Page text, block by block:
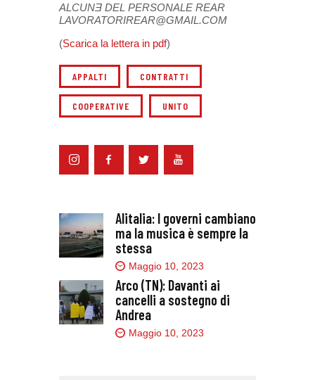
ALCUNƎ DEL PERSONALE REAR
LAVORATORIREAR@GMAIL.COM
(Scarica la lettera in pdf)
APPALTI CONTRATTI
COOPERATIVE UNITO
Alitalia: I governi cambiano
ma la musica è sempre la
stessa
Maggio 10, 2023
Arco (TN): Davanti ai
cancelli a sostegno di
Andrea
Maggio 10, 2023